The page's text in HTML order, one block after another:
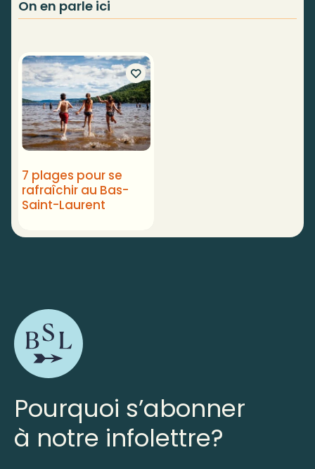
On en parle ici
7 plages pour se
rafraîchir au Bas-
Saint-Laurent
Pourquoi s’abonner
à notre infolettre?